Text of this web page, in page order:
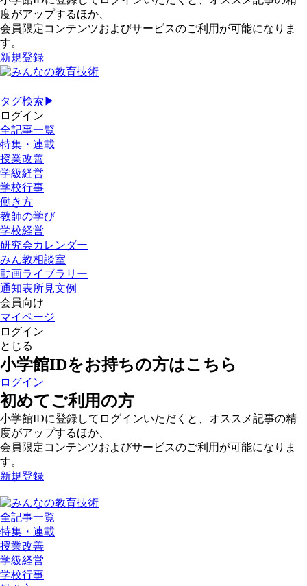
度がアップするほか、
会員限定コンテンツおよびサービスのご利用が可能になりま
す。
新規登録
タグ検索▶
ログイン
全記事一覧
特集・連載
授業改善
学級経営
学校行事
働き方
教師の学び
学校経営
研究会カレンダー
みん教相談室
動画ライブラリー
通知表所見文例
会員向け
マイページ
ログイン
とじる
小学館IDをお持ちの方はこちら
ログイン
初めてご利用の方
小学館IDに登録してログインいただくと、オススメ記事の精
度がアップするほか、
会員限定コンテンツおよびサービスのご利用が可能になりま
す。
新規登録
全記事一覧
特集・連載
授業改善
学級経営
学校行事